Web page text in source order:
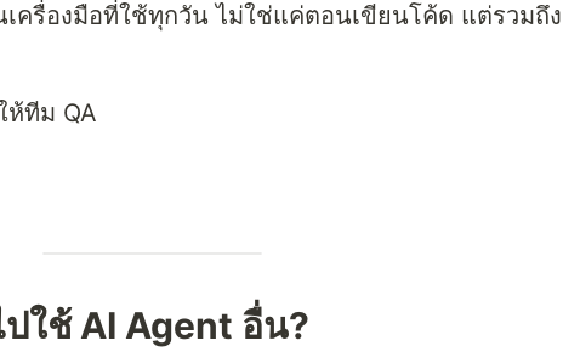
เครื่องมือที่ใช้ทุกวัน ไม่ใช่แค่ตอนเขียนโค้ด แต่รวมถึง
ห้ทีม QA
ใช้ AI Agent อื่น?